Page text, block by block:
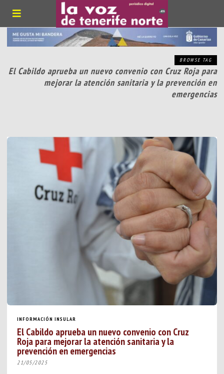
BROWSE TAG
El Cabildo aprueba un nuevo convenio con Cruz Roja para
mejorar la atención sanitaria y la prevención en
emergencias
INFORMACIÓN INSULAR
El Cabildo aprueba un nuevo convenio con Cruz
Roja para mejorar la atención sanitaria y la
prevención en emergencias
21/05/2025